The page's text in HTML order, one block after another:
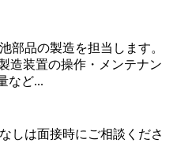
部品の製造を担当します。
造装置の操作・メンテナン
など...
しは面接時にご相談くださ